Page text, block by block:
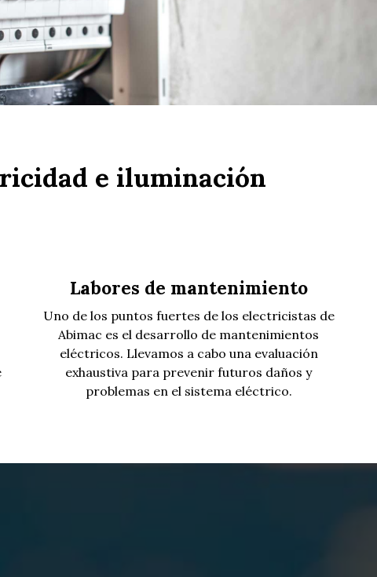
e iluminación
Labores de mantenimiento
Uno de los puntos fuertes de los electricistas de
Abimac es el desarrollo de mantenimientos
eléctricos. Llevamos a cabo una evaluación
exhaustiva para prevenir futuros daños y
problemas en el sistema eléctrico.